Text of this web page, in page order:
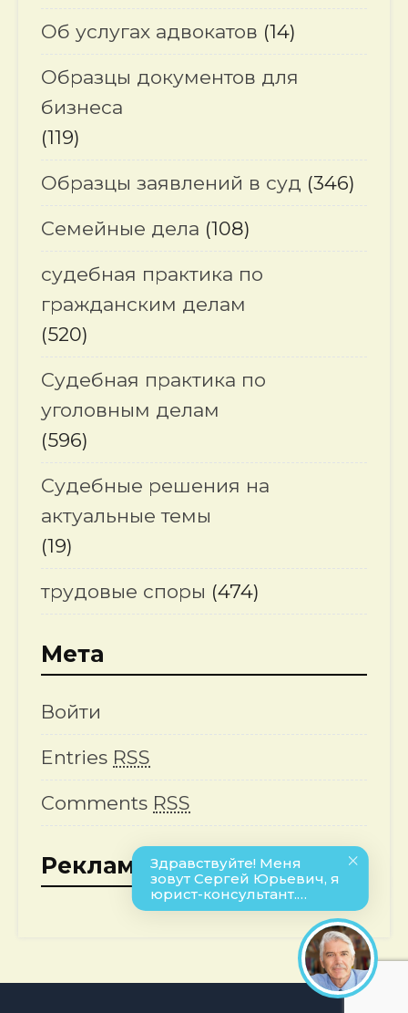
Об услугах адвокатов (14)
Образцы документов для
бизнеса
(119)
Образцы заявлений в суд (346)
Семейные дела (108)
судебная практика по
гражданским делам
(520)
Судебная практика по
уголовным делам
(596)
Судебные решения на
актуальные темы
(19)
трудовые споры (474)
Мета
Войти
Entries RSS
Comments RSS
Реклама